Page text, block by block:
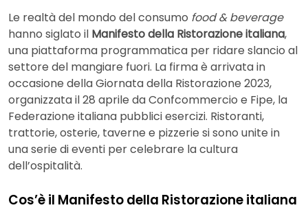
Le realtà del mondo del consumo food & beverage
hanno siglato il Manifesto della Ristorazione italiana,
una piattaforma programmatica per ridare slancio al
settore del mangiare fuori. La firma è arrivata in
occasione della Giornata della Ristorazione 2023,
organizzata il 28 aprile da Confcommercio e Fipe, la
Federazione italiana pubblici esercizi. Ristoranti,
trattorie, osterie, taverne e pizzerie si sono unite in
una serie di eventi per celebrare la cultura
dell’ospitalità.
Cos’è il Manifesto della Ristorazione italiana